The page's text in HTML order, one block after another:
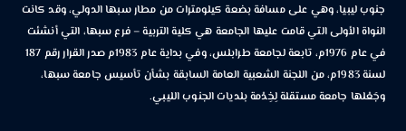
جنوب ليبيا، وهي على مسافة بضعة كيلومترات من مطار سبها الدولي، وقد كانت
النواة الأولى التي قامت عليها الجامعة هي كلية التربية – فرع سبها، التي أنشئت
في عام 1976م، تابعة لجامعة طرابلس، وفي بداية عام 1983م صدر القرار رقم 187
لسنة 1983م، من اللجنة الشعبية العامة السابقة بشأن تأسيس جامعة سبها،
وجَعْلها جامعة مستقلة لِخِدْمة بلديات الجنوب الليبي.